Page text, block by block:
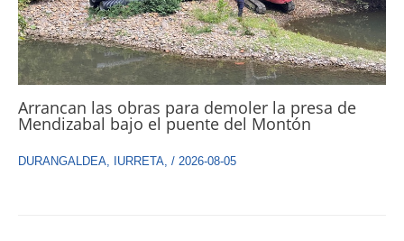
Arrancan las obras para demoler la presa de
Mendizabal bajo el puente del Montón
DURANGALDEA, IURRETA, / 2026-08-05